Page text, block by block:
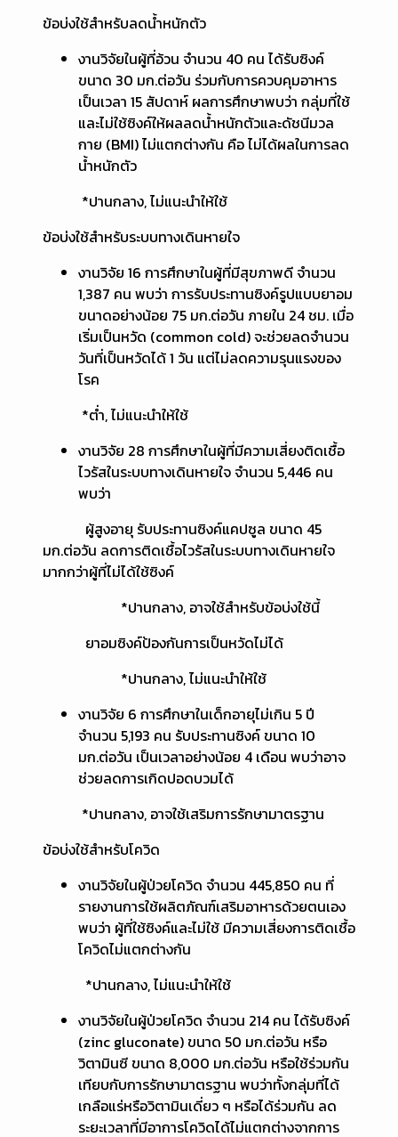
ข้อบ่งใช้สำหรับลดน้ำหนักตัว
งานวิจัยในผู้ที่อ้วน จำนวน 40 คน ได้รับซิงค์
ขนาด 30 มก.ต่อวัน ร่วมกับการควบคุมอาหาร
เป็นเวลา 15 สัปดาห์ ผลการศึกษาพบว่า กลุ่มที่ใช้
และไม่ใช้ซิงค์ให้ผลลดน้ำหนักตัวและดัชนีมวล
กาย (BMI) ไม่แตกต่างกัน คือ ไม่ได้ผลในการลด
น้ำหนักตัว
*ปานกลาง, ไม่แนะนำให้ใช้
ข้อบ่งใช้สำหรับระบบทางเดินหายใจ
งานวิจัย 16 การศึกษาในผู้ที่มีสุขภาพดี จำนวน
1,387 คน พบว่า การรับประทานซิงค์รูปแบบยาอม
ขนาดอย่างน้อย 75 มก.ต่อวัน ภายใน 24 ชม. เมื่อ
เริ่มเป็นหวัด (common cold) จะช่วยลดจำนวน
วันที่เป็นหวัดได้ 1 วัน แต่ไม่ลดความรุนแรงของ
โรค
*ต่ำ, ไม่แนะนำให้ใช้
งานวิจัย 28 การศึกษาในผู้ที่มีความเสี่ยงติดเชื้อ
ไวรัสในระบบทางเดินหายใจ จำนวน 5,446 คน
พบว่า
ผู้สูงอายุ รับประทานซิงค์แคปซูล ขนาด 45
มก.ต่อวัน ลดการติดเชื้อไวรัสในระบบทางเดินหายใจ
มากกว่าผู้ที่ไม่ได้ใช้ซิงค์
*ปานกลาง, อาจใช้สำหรับข้อบ่งใช้นี้
ยาอมซิงค์ป้องกันการเป็นหวัดไม่ได้
*ปานกลาง, ไม่แนะนำให้ใช้
งานวิจัย 6 การศึกษาในเด็กอายุไม่เกิน 5 ปี
จำนวน 5,193 คน รับประทานซิงค์ ขนาด 10
มก.ต่อวัน เป็นเวลาอย่างน้อย 4 เดือน พบว่าอาจ
ช่วยลดการเกิดปอดบวมได้
*ปานกลาง, อาจใช้เสริมการรักษามาตรฐาน
ข้อบ่งใช้สำหรับโควิด
งานวิจัยในผู้ป่วยโควิด จำนวน 445,850 คน ที่
รายงานการใช้ผลิตภัณฑ์เสริมอาหารด้วยตนเอง
พบว่า ผู้ที่ใช้ซิงค์และไม่ใช้ มีความเสี่ยงการติดเชื้อ
โควิดไม่แตกต่างกัน
*ปานกลาง, ไม่แนะนำให้ใช้
งานวิจัยในผู้ป่วยโควิด จำนวน 214 คน ได้รับซิงค์
(zinc gluconate) ขนาด 50 มก.ต่อวัน หรือ
วิตามินซี ขนาด 8,000 มก.ต่อวัน หรือใช้ร่วมกัน
เทียบกับการรักษามาตรฐาน พบว่าทั้งกลุ่มที่ได้
เกลือแร่หรือวิตามินเดี่ยว ๆ หรือได้ร่วมกัน ลด
ระยะเวลาที่มีอาการโควิดได้ไม่แตกต่างจากการ